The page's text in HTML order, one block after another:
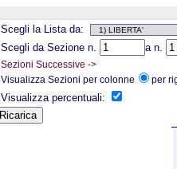
Scegli la Lista da:
Scegli da Sezione n.
a n.
Sezioni Successive ->
Visualizza Sezioni per colonne
per
Visualizza percentuali: